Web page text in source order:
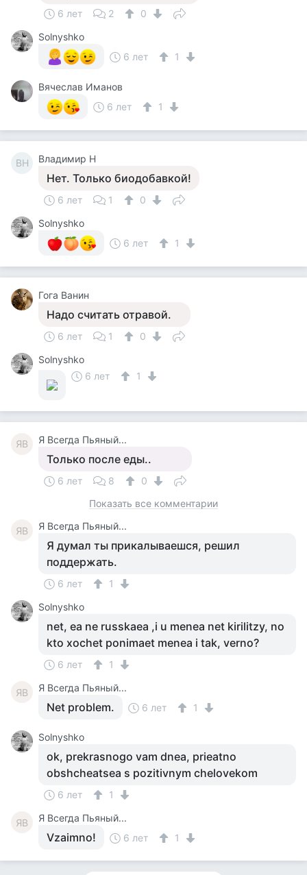
6 лет 2
0
Solnyshko
6 лет
1
Вячеслав Иманов
6 лет
1
ВН Владимир Н
Нет. Только биодобавкой!
6 лет 1
0
Solnyshko
6 лет
1
Гога Ванин
Надо считать отравой.
6 лет 1
0
Solnyshko
6 лет
1
ЯВ Я Всегда Пьяный...
Только после еды..
6 лет 8
0
Показать все комментарии
ЯВ Я Всегда Пьяный...
Я думал ты прикалываешся, решил
поддержать.
6 лет
1
Solnyshko
net, ea ne russkaea ,i u menea net kirilitzy, no
kto xochet ponimaet menea i tak, verno?
6 лет 1
ЯВ Я Всегда Пьяный...
Net problem. 6 лет 1
Solnyshko
ok, prekrasnogo vam dnea, prieatno
obshcheatsea s pozitivnym chelovekom
6 лет 1
ЯВ Я Всегда Пьяный...
Vzaimno! 6 лет 1